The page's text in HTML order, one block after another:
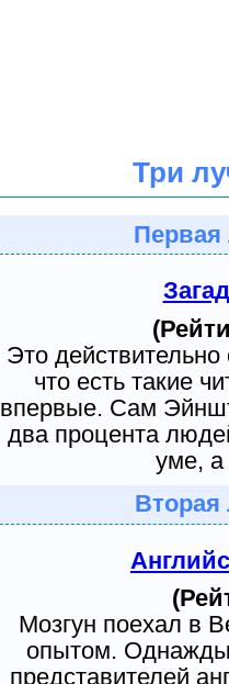
Три
Первая
Это
что есть такие
впервые. Сам
два процента
уме, а
Вторая
Мозгун поехал в
опытом. Однажды
представителей